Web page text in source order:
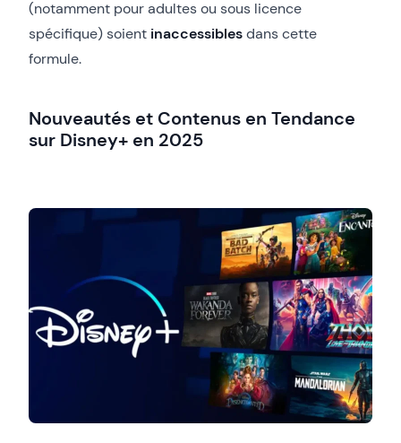
(notamment pour adultes ou sous licence
spécifique) soient inaccessiblesdans cette
formule.
Nouveautés et Contenus en Tendance
sur Disney+ en 2025